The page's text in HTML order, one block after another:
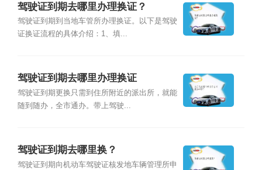
驾驶证到期去哪里办理换证？
驾驶证到期到当地车管所办理换证。以下是驾驶
证换证流程的具体介绍：1、填...
驾驶证到期去哪里办理换证
驾驶证到期更换只需到住所附近的派出所，就能
随到随办，全市通办。带上驾驶...
驾驶证到期去哪里换？
驾驶证到期向机动车驾驶证核发地车辆管理所申